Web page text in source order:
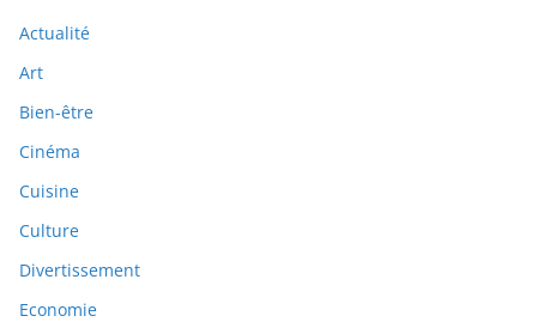
Actualité
Art
Bien-être
Cinéma
Cuisine
Culture
Divertissement
Economie